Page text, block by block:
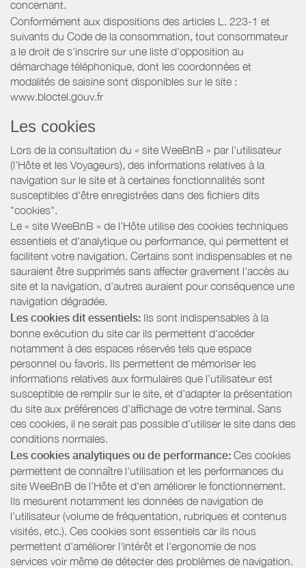
concernant.
Conformément aux dispositions des articles L. 223-1 et
suivants du Code de la consommation, tout consommateur
a le droit de s'inscrire sur une liste d'opposition au
démarchage téléphonique, dont les coordonnées et
modalités de saisine sont disponibles sur le site :
www.bloctel.gouv.fr
Les cookies
Lors de la consultation du « site WeeBnB » par l’utilisateur
(l’Hôte et les Voyageurs), des informations relatives à la
navigation sur le site et à certaines fonctionnalités sont
susceptibles d'être enregistrées dans des fichiers dits
"cookies".
Le « site WeeBnB » de l’Hôte utilise des cookies techniques
essentiels et d'analytique ou performance, qui permettent et
facilitent votre navigation. Certains sont indispensables et ne
sauraient être supprimés sans affecter gravement l’accès au
site et la navigation, d’autres auraient pour conséquence une
navigation dégradée.
Les cookies dit essentiels: Ils sont indispensables à la
bonne exécution du site car ils permettent d'accéder
notamment à des espaces réservés tels que espace
personnel ou favoris. Ils permettent de mémoriser les
informations relatives aux formulaires que l’utilisateur est
susceptible de remplir sur le site, et d’adapter la présentation
du site aux préférences d’affichage de votre terminal. Sans
ces cookies, il ne serait pas possible d'utiliser le site dans des
conditions normales.
Les cookies analytiques ou de performance: Ces cookies
permettent de connaître l'utilisation et les performances du
site WeeBnB de l’Hôte et d'en améliorer le fonctionnement.
Ils mesurent notamment les données de navigation de
l’utilisateur (volume de fréquentation, rubriques et contenus
visités, etc.). Ces cookies sont essentiels car ils nous
permettent d'améliorer l'intérêt et l'ergonomie de nos
services voir même de détecter des problèmes de navigation.